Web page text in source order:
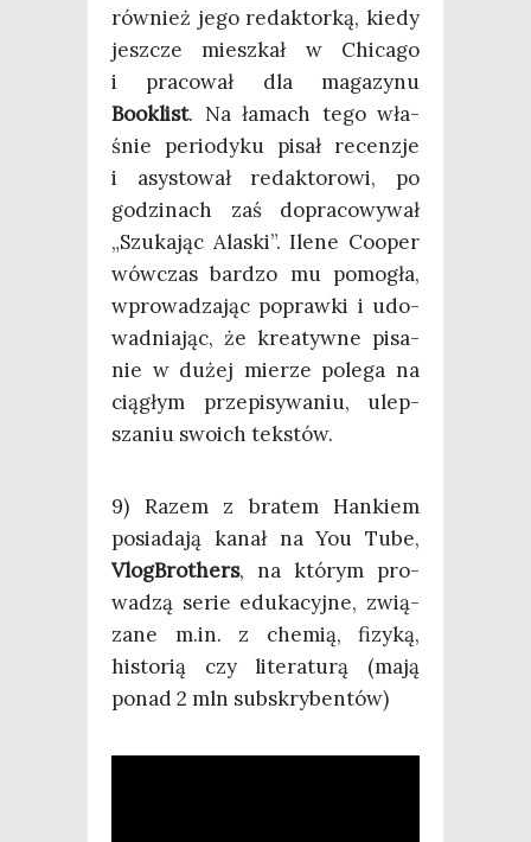
rów­nież jego redak­tor­ką, kie­dy
jesz­cze miesz­kał w Chi­ca­go
i pra­co­wał dla maga­zy­nu
Booklist. Na łamach tego wła­
śnie perio­dy­ku pisał recen­zje
i asy­sto­wał redak­to­ro­wi, po
godzi­nach zaś dopra­co­wy­wał
„Szu­ka­jąc Ala­ski”. Ile­ne Cooper
wów­czas bar­dzo mu pomo­gła,
wpro­wa­dza­jąc popraw­ki i udo­
wad­nia­jąc, że kre­atyw­ne pisa­
nie w dużej mie­rze pole­ga na
cią­głym prze­pi­sy­wa­niu, ulep­
sza­niu swo­ich tekstów.
9) Razem z bra­tem Han­kiem
posia­da­ją kanał na You Tube,
Vlog­Bro­thers, na któ­rym pro­
wa­dzą serie edu­ka­cyj­ne, zwią­
za­ne m.in. z che­mią, fizy­ką,
histo­rią czy lite­ra­tu­rą (mają
ponad 2 mln subskrybentów)